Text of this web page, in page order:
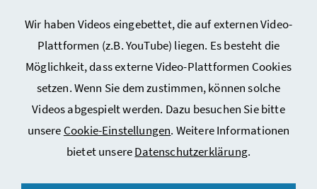
Wir haben Videos eingebettet, die auf externen Video-
Plattformen (z.B. YouTube) liegen. Es besteht die
Möglichkeit, dass externe Video-Plattformen Cookies
setzen. Wenn Sie dem zustimmen, können solche
Videos abgespielt werden. Dazu besuchen Sie bitte
unsere Cookie-Einstellungen. Weitere Informationen
bietet unsereDatenschutzerklärung.
Sitemap
Cookie-Einstellungen